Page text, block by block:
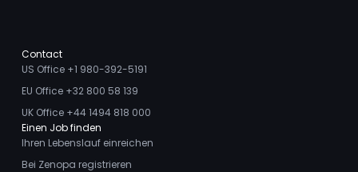
Contact
US Office +1 980-392-5191
EU Office +32 800 58 139
UK Office +44 1494 818 000
Einen Job finden
Ihren Lebenslauf einreichen
Bei Zenopa registrieren